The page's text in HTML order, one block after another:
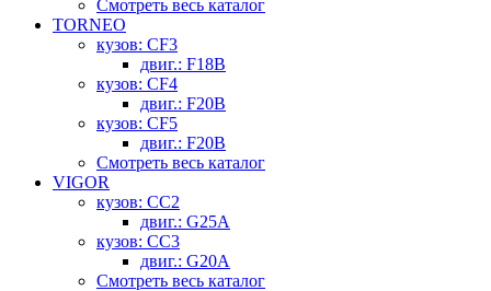
Смотреть весь каталог
TORNEO
кузов: CF3
двиг.: F18B
кузов: CF4
двиг.: F20B
кузов: CF5
двиг.: F20B
Смотреть весь каталог
VIGOR
кузов: CC2
двиг.: G25A
кузов: CC3
двиг.: G20A
Смотреть весь каталог